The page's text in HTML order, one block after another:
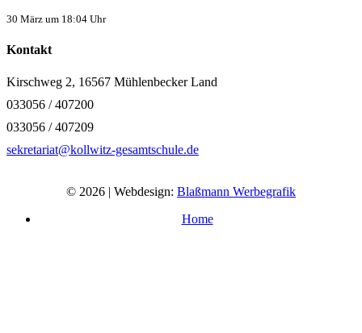
30 März um 18:04 Uhr
Kontakt
Kirschweg 2, 16567 Mühlenbecker Land
033056 / 407200
033056 / 407209
sekretariat@kollwitz-gesamtschule.de
© 2026 | Webdesign: Blaßmann Werbegrafik
Home